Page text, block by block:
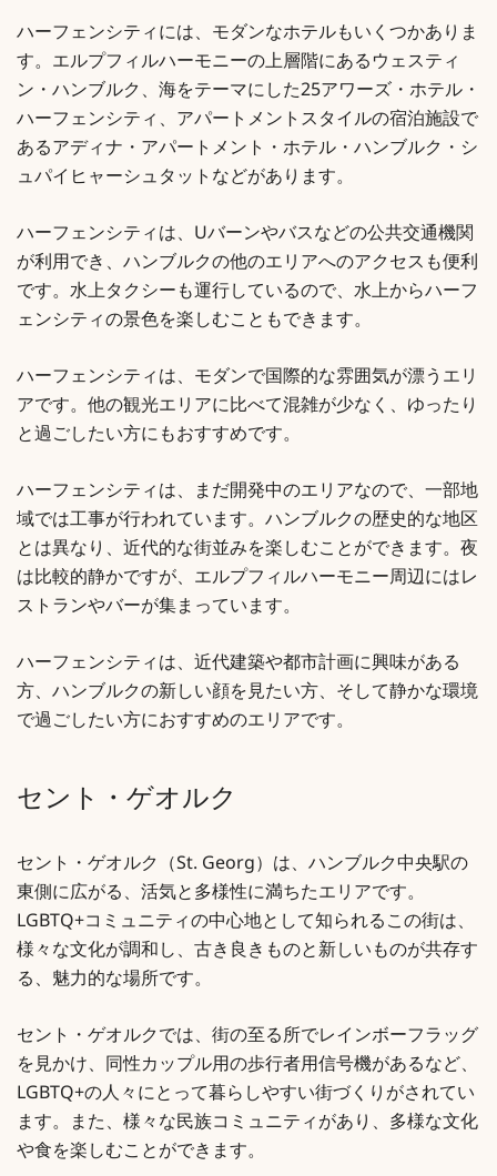
ハーフェンシティには、モダンなホテルもいくつかありま
す。エルプフィルハーモニーの上層階にあるウェスティ
ン・ハンブルク、海をテーマにした25アワーズ・ホテル・
ハーフェンシティ、アパートメントスタイルの宿泊施設で
あるアディナ・アパートメント・ホテル・ハンブルク・シ
ュパイヒャーシュタットなどがあります。
ハーフェンシティは、Uバーンやバスなどの公共交通機関
が利用でき、ハンブルクの他のエリアへのアクセスも便利
です。水上タクシーも運行しているので、水上からハーフ
ェンシティの景色を楽しむこともできます。
ハーフェンシティは、モダンで国際的な雰囲気が漂うエリ
アです。他の観光エリアに比べて混雑が少なく、ゆったり
と過ごしたい方にもおすすめです。
ハーフェンシティは、まだ開発中のエリアなので、一部地
域では工事が行われています。ハンブルクの歴史的な地区
とは異なり、近代的な街並みを楽しむことができます。夜
は比較的静かですが、エルプフィルハーモニー周辺にはレ
ストランやバーが集まっています。
ハーフェンシティは、近代建築や都市計画に興味がある
方、ハンブルクの新しい顔を見たい方、そして静かな環境
で過ごしたい方におすすめのエリアです。
セント・ゲオルク
セント・ゲオルク（St. Georg）は、ハンブルク中央駅の
東側に広がる、活気と多様性に満ちたエリアです。
LGBTQ+コミュニティの中心地として知られるこの街は、
様々な文化が調和し、古き良きものと新しいものが共存す
る、魅力的な場所です。
セント・ゲオルクでは、街の至る所でレインボーフラッグ
を見かけ、同性カップル用の歩行者用信号機があるなど、
LGBTQ+の人々にとって暮らしやすい街づくりがされてい
ます。また、様々な民族コミュニティがあり、多様な文化
や食を楽しむことができます。